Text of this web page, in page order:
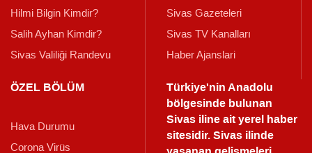
Hilmi Bilgin Kimdir?
Salih Ayhan Kimdir?
Sivas Valiliği Randevu
Sivas Gazeteleri
Sivas TV Kanalları
Haber Ajanslari
ÖZEL BÖLÜM
Hava Durumu
Corona Virüs
Türkiye'nin Anadolu
bölgesinde bulunan
Sivas iline ait yerel haber
sitesidir. Sivas ilinde